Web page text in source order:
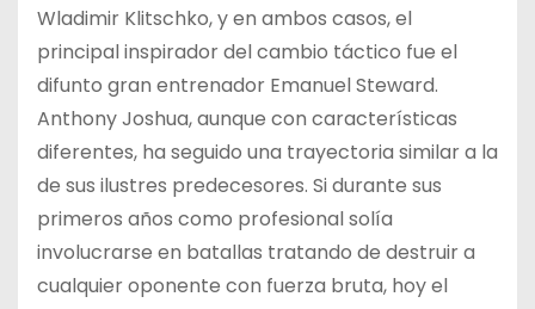
Wladimir Klitschko, y en ambos casos, el
principal inspirador del cambio táctico fue el
difunto gran entrenador Emanuel Steward.
Anthony Joshua, aunque con características
diferentes, ha seguido una trayectoria similar a la
de sus ilustres predecesores. Si durante sus
primeros años como profesional solía
involucrarse en batallas tratando de destruir a
cualquier oponente con fuerza bruta, hoy el